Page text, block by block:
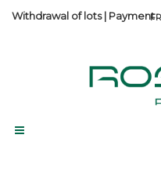
Withdrawal of lots| Payment